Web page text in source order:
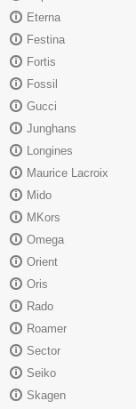
Eterna
Festina
Fortis
Fossil
Gucci
Junghans
Longines
Maurice Lacroix
Mido
MKors
Omega
Orient
Oris
Rado
Roamer
Sector
Seiko
Skagen